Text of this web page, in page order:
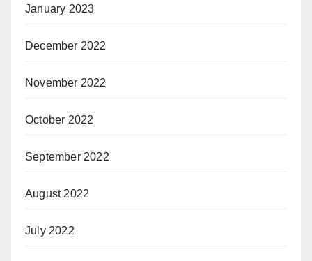
January 2023
December 2022
November 2022
October 2022
September 2022
August 2022
July 2022